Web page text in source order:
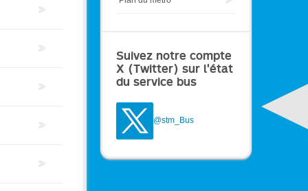
Suivez notre compte
X (Twitter) sur l'état
du service bus
@stm_Bus